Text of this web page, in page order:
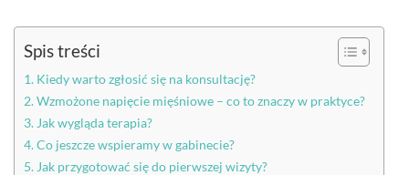
Spis treści
Kiedy warto zgłosić się na konsultację?
Wzmożone napięcie mięśniowe – co to znaczy w praktyce?
Jak wygląda terapia?
Co jeszcze wspieramy w gabinecie?
Jak przygotować się do pierwszej wizyty?